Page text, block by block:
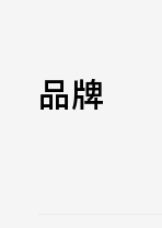
品牌